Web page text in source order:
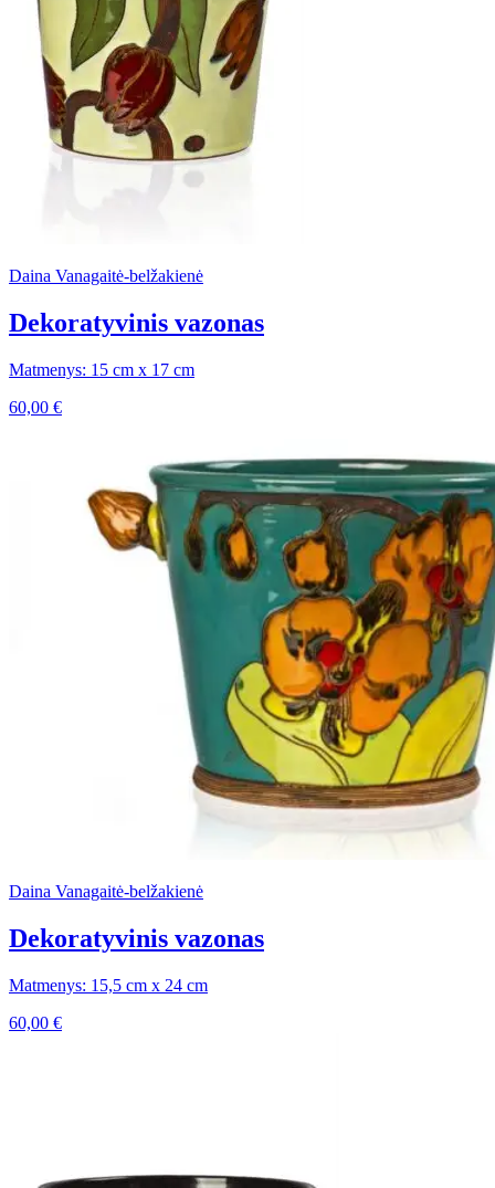
Daina Vanagaitė-belžakienė
Dekoratyvinis vazonas
Matmenys: 15 cm x 17 cm
60,00 €
Daina Vanagaitė-belžakienė
Dekoratyvinis vazonas
Matmenys: 15,5 cm x 24 cm
60,00 €